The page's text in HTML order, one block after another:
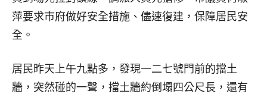
萍要求市府做好安全措施、儘速復建，保障居民安
全。
居民昨天上午九點多，發現一二七號門前的擋土
牆，突然碰的一聲，擋土牆約倒塌四公尺長，還有